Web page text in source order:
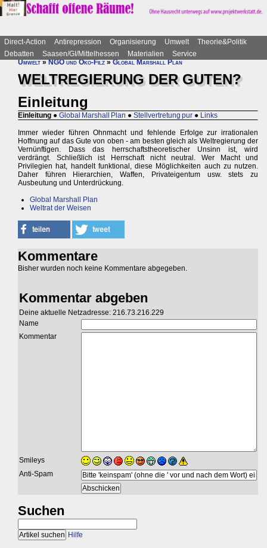
Direct-Action Antirepression Organisierung Umwelt
Theorie&Politik
Debatten
Saasen/GI/Mittelhessen Materialien
Service
Umwelt»NGO und Öko-Filz»Global Marshall Plan
WELTREGIERUNG DER GUTEN?
Einleitung
Einleitung ● Global Marshall Plan ● Stellvertretung pur ● Links
Immer wieder führen Ohnmacht und fehlende Erfolge zur irrationalen
Hoffnung auf das Gute von oben - am besten gleich als Weltregierung der
Vernünftigen. Dass das herrschaftstheoretischer Unsinn ist, wird
verdrängt. Schließlich ist Herrschaft nicht neutral. Wer Macht und
Privilegien hat, handelt funktional, diese Möglichkeiten auch zu nutzen.
Daher führen Hierarchien, Waffen, Privateigentum usw. stets zu
Ausbeutung und Unterdrückung.
Global Marshall Plan
Weltrat der Weisen
Kommentare
Bisher wurden noch keine Kommentare abgegeben.
Kommentar abgeben
Deine aktuelle Netzadresse: 216.73.216.229
Name
Kommentar
Smileys
Anti-Spam
Suchen
Hilfe